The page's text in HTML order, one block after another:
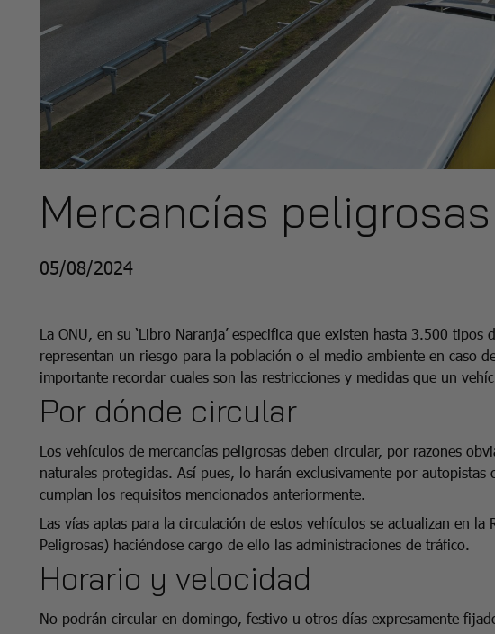
Mercancías peligrosas
05/08/2024
La ONU, en su ‘Libro Naranja’ especifica que existen hasta 3.500
representan un riesgo para la población o el medio ambiente en caso
importante recordar cuales son las restricciones y medidas que un
Por dónde circular
Los vehículos de mercancías peligrosas deben circular, por razones
naturales protegidas. Así pues, lo harán exclusivamente por autopistas
cumplan los requisitos mencionados anteriormente.
Las vías aptas para la circulación de estos vehículos se actualizan en
Peligrosas) haciéndose cargo de ello las administraciones de tráfico.
Horario y velocidad
No podrán circular en domingo, festivo u otros días expresamente